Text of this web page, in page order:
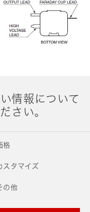
情報について
さい。
格
スタマイズ
の他